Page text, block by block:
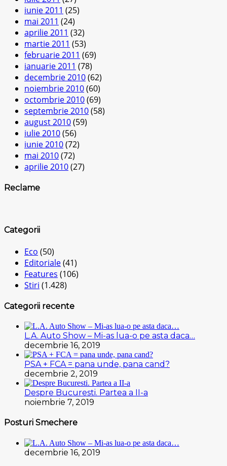
iunie 2011 (25)
mai 2011 (24)
aprilie 2011 (32)
martie 2011 (53)
februarie 2011 (69)
ianuarie 2011 (78)
decembrie 2010(62)
noiembrie 2010(60)
octombrie 2010(69)
septembrie 2010(58)
august 2010(59)
iulie 2010(56)
iunie 2010(72)
mai 2010(72)
aprilie 2010(27)
Reclame
Categorii
Eco (50)
Editoriale(41)
Features (106)
Stiri (1.428)
Categorii recente
L.A. Auto Show – Mi-as lua-o pe asta daca…
decembrie 16, 2019
PSA + FCA = pana unde, pana cand?
decembrie 2, 2019
Despre Bucuresti. Partea a II-a
noiembrie 7, 2019
Posturi Smechere
decembrie 16, 2019